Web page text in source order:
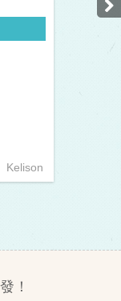
Kelison
！